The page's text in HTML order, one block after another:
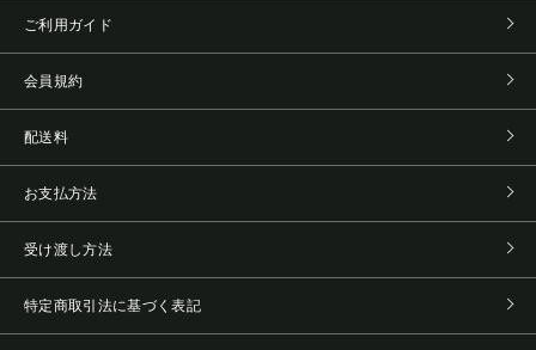
ご利用ガイド
会員規約
配送料
お支払方法
受け渡し方法
特定商取引法に基づく表記